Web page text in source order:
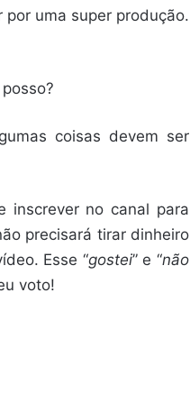
uma super produção.
coisas devem ser
inscrever no canal para
precisará tirar dinheiro
Esse “gostei” e “não
voto!